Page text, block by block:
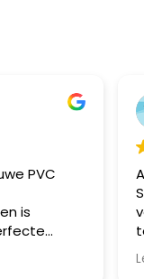
PVC
is
gebruik.